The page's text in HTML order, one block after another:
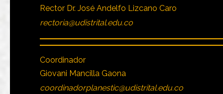
Rector Dr. José Andelfo Lizcano Caro
rectoria@udistrital.edu.co
Coordinador
Giovani Mancilla Gaona
coordinadorplanestic@udistrital.edu.co